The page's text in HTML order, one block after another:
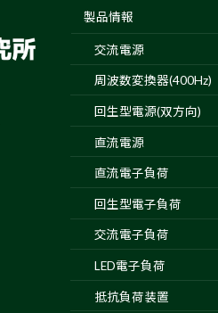
製品情報
交流電源
周波数変換器(400Hz)
回生型電源(双方向)
直流電源
直流電子負荷
回生型電子負荷
交流電子負荷
LED電子負荷
抵抗負荷装置